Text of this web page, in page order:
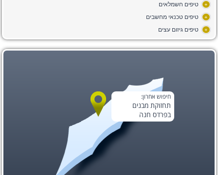
+ טיפים חשמלאים
+ טיפים טכנאי מחשבים
+ טיפים גיזום עצים
חיפוש אחרון:
תחזוקת מבנים
בפרדס חנה